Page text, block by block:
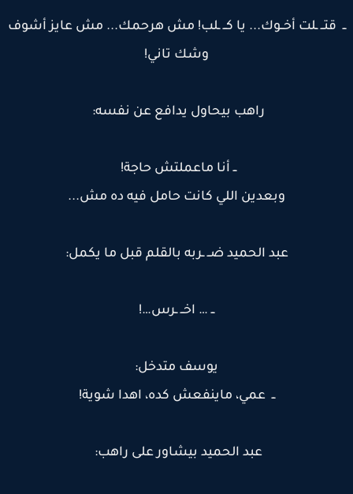
قتــ ـلت أخــوك... يا كــ ـلب! مش هرحمك... مش عايز أشوف
وشك تاني!
راهب بيحاول يدافع عن نفسه:
ــ أنا ماعملتش حاجة!
وبعدين اللي كانت حامل فيه ده مش...
عبد الحميد ضــ ـربه بالقلم قبل ما يكمل:
ــ … اخــ ـرس…!
يوسف متدخل:
ــ عمي، ماينفعش كده، اهدا شوية!
عبد الحميد بيشاور على راهب: